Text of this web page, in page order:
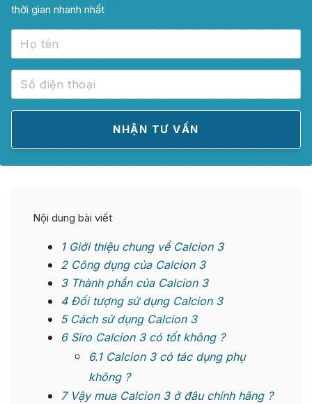
thời gian nhanh nhất
Nội dung bài viết
1Giới thiệu chung về Calcion 3
2Công dụng của Calcion 3
3Thành phần của Calcion 3
4Đối tượng sử dụng Calcion 3
5Cách sử dụng Calcion 3
6Siro Calcion 3 có tốt không ?
6.1Calcion 3 có tác dụng phụ
không ?
7Vậy mua Calcion 3 ở đâu chính hãng ?